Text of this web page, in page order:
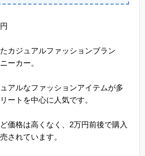
カジュアルファッションブラン
ーカー。
アルなファッションアイテムが多
ートを中心に人気です。
価格は高くなく、2万円前後で購入
されています。